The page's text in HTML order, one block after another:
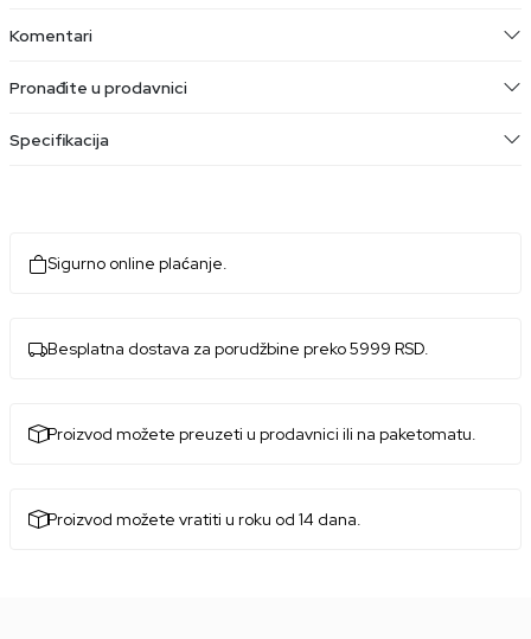
Komentari
Pronađite u prodavnici
Specifikacija
Sigurno online plaćanje.
Besplatna dostava za porudžbine preko 5999 RSD.
Proizvod možete preuzeti u prodavnici ili na paketomatu.
Proizvod možete vratiti u roku od 14 dana.